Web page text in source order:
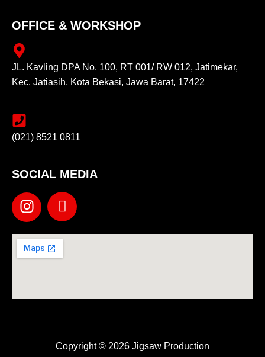
OFFICE & WORKSHOP
JL. Kavling DPA No. 100, RT 001/ RW 012, Jatimekar,
Kec. Jatiasih, Kota Bekasi, Jawa Barat, 17422
(021) 8521 0811
SOCIAL MEDIA
Copyright © 2026 Jigsaw Production